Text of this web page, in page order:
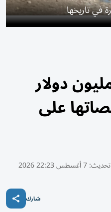
في تاريخها
ميتا 567 مليون دولار
على
7 أغسطس 22:23 2026
شارك